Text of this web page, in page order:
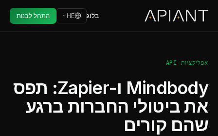
בלוג HE התחל לבנות
אפליקציות API
Mindbody ו-Zapier: תפס
את ביטולי החברות ברגע
שהם קורים